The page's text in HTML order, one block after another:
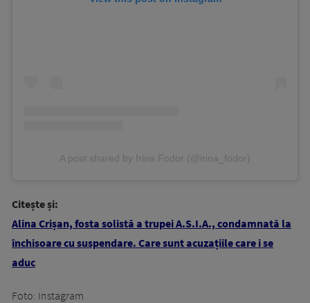
A post shared by Irina Fodor (@irina_fodor)
Citește și:
Alina Crișan, fosta solistă a trupei A.S.I.A., condamnată la
închisoare cu suspendare. Care sunt acuzațiile care i se
aduc
Foto: Instagram